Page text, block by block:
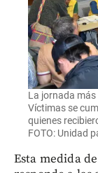
La jornada
Víctimas se
quienes
FOTO: Unidad
Esta medida